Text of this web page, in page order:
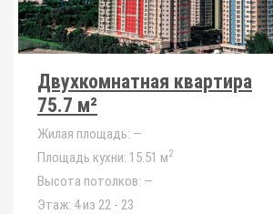
Двухкомнатная квартира
75.7 м²
Жилая площадь: —
Площадь кухни: 15.51 м2
Высота потолков: —
Этаж: 4 из 22 - 23